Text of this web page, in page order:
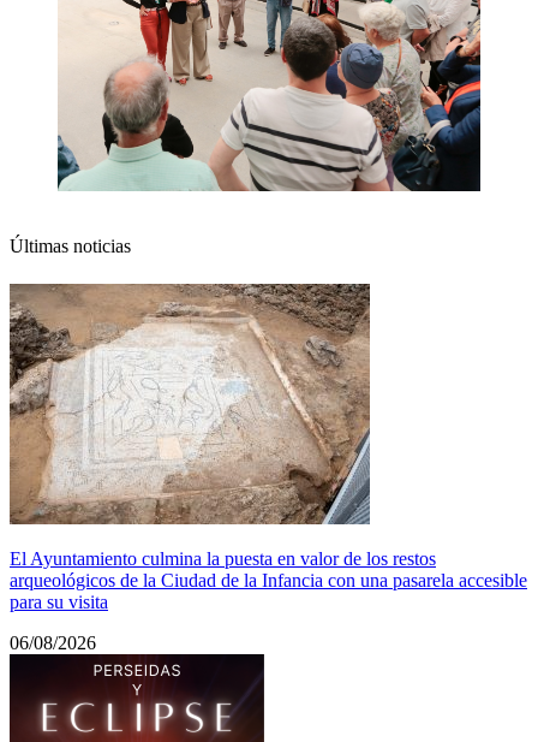
Últimas noticias
El Ayuntamiento culmina la puesta en valor de los restos
arqueológicos de la Ciudad de la Infancia con una pasarela accesible
para su visita
06/08/2026